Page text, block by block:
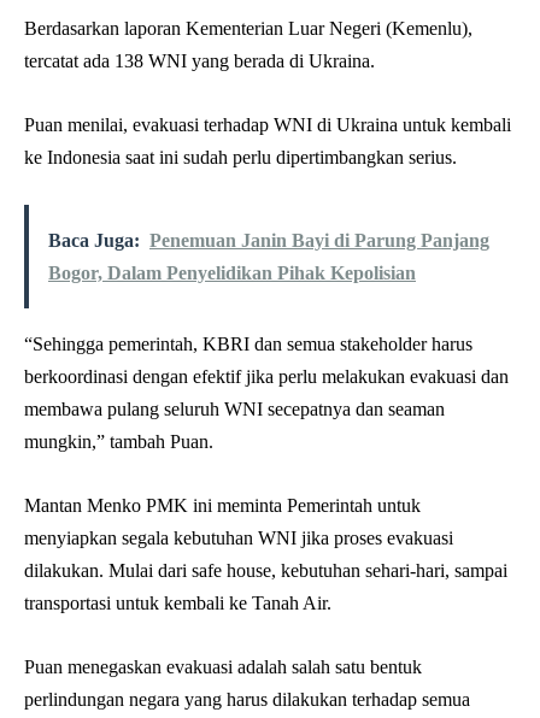
Berdasarkan laporan Kementerian Luar Negeri (Kemenlu),
tercatat ada 138 WNI yang berada di Ukraina.
Puan menilai, evakuasi terhadap WNI di Ukraina untuk kembali
ke Indonesia saat ini sudah perlu dipertimbangkan serius.
Baca Juga: Penemuan Janin Bayi di Parung Panjang
Bogor, Dalam Penyelidikan Pihak Kepolisian
“Sehingga pemerintah, KBRI dan semua stakeholder harus
berkoordinasi dengan efektif jika perlu melakukan evakuasi dan
membawa pulang seluruh WNI secepatnya dan seaman
mungkin,” tambah Puan.
Mantan Menko PMK ini meminta Pemerintah untuk
menyiapkan segala kebutuhan WNI jika proses evakuasi
dilakukan. Mulai dari safe house, kebutuhan sehari-hari, sampai
transportasi untuk kembali ke Tanah Air.
Puan menegaskan evakuasi adalah salah satu bentuk
perlindungan negara yang harus dilakukan terhadap semua